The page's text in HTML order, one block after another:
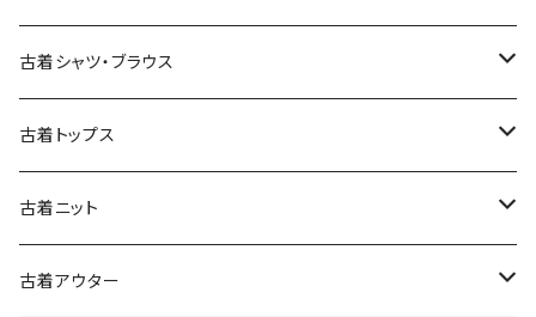
古着長袖ワンピース
古着半袖ワンピース
古着ノースリーブワンピース
古着キャミソールワンピース
古着シャツ・ブラウス
古着長袖シャツ・ブラウス
古着半袖シャツ・ブラウス
古着ノースリーブシャツ・ブラウス
古着トップス
古着スウェット&パーカー
古着スウェット
古着プルオーバー
古着ニット
古着セーター
古着アウター